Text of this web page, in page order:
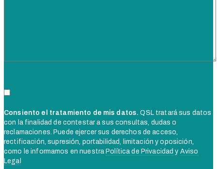
Consiento el tratamiento de mis datos. QSL tratará sus datos
con la finalidad de contestar a sus consultas, dudas o
reclamaciones. Puede ejercer sus derechos de acceso,
rectificación, supresión, portabilidad, limitación y oposición,
como le informamos en nuestraPolítica de Privacidad y Aviso
Legal